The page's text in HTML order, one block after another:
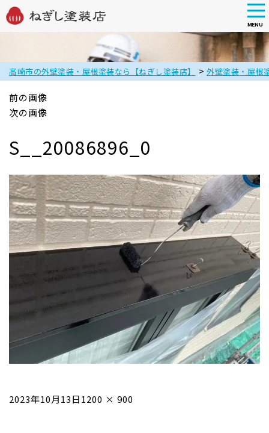
main
content
MENU
高崎市の外壁塗装・屋根塗装なら【ねぎし塗装店】 > 外壁塗装・屋根
前の画像
次の画像
S__20086896_0
投
2023年10月13日フ
1200 × 900